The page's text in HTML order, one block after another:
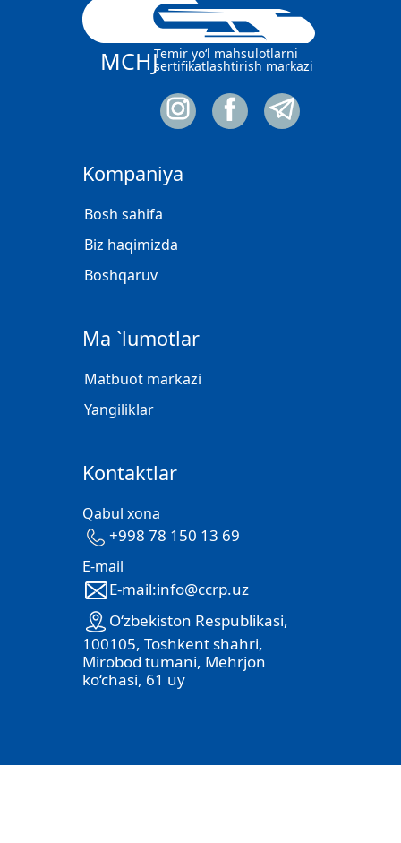
MCHJTemir yo‘l mahsulotlarni
sertifikatlashtirish markazi
Kompaniya
Bosh sahifa
Biz haqimizda
Boshqaruv
Ma `lumotlar
Matbuot markazi
Yangiliklar
Kontaktlar
Qabul xona
+998 78 150 13 69
E-mail
E-mail:info@ccrp.uz
O‘zbekiston Respublikasi,
100105, Toshkent shahri,
Mirobod tumani, Mehrjon
ko‘chasi, 61 uy